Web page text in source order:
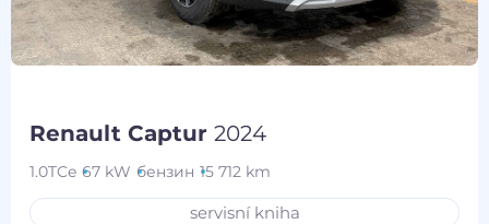
Renault Captur2024
1.0TCe 67 kW бензин 15 712 km
servisní kniha